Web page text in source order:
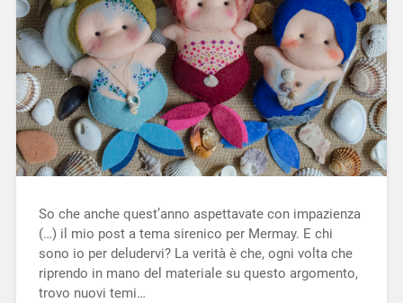
So che anche quest’anno aspettavate con impazienza
(…) il mio post a tema sirenico per Mermay. E chi
sono io per deludervi? La verità è che, ogni volta che
riprendo in mano del materiale su questo argomento,
trovo nuovi temi…